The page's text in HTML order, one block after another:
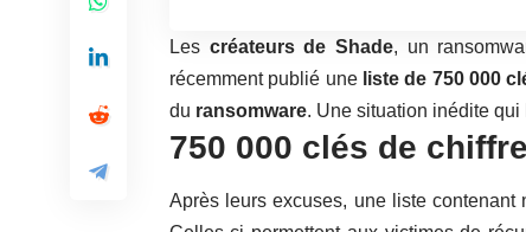
Les créateurs de Shade, un
récemment publié une liste de 750 000
du ransomware. Une situation inédite
750 000 clés de
Après leurs excuses, une liste